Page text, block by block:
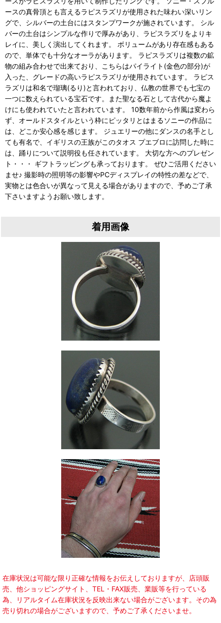
ースの真骨頂とも言えるラピスラズリが使用された味わい深いリン
グで、シルバーの土台にはスタンプワークが施されています。 シル
バーの土台はシンプルな作りで厚みがあり、ラピスラズリをよりキ
レイに、美しく演出してくれます。 ボリュームがあり存在感もある
ので、単体でも十分なオーラがあります。 ラピスラズリは複数の鉱
物の組み合わせで出来ており、こちらはパイライト(金色の部分)が
入った、グレードの高いラピスラズリが使用されています。 ラピス
ラズリは和名で瑠璃(るり)と言われており、仏教の世界でも七宝の
一つに数えられている宝石です。また聖なる石として古代から魔よ
けにも使われていたと言われています。 10数年前から作風は変わら
ず、オールドスタイルという枠にピッタリとはまるソニーの作品に
は、どこか安心感を感じます。 ジュエリーの他にダンスの名手とし
ても有名で、イギリスの王族がこのタオス プエブロに訪問した時に
は、踊りについて説明役も任されています。 大切な方へのプレゼン
ト・・・ ギフトラッピングも承っております。 ぜひご活用ください
ませ♪ 撮影時の照明等の影響やPCディスプレイの特性の差などで、
実物とは色合いが異なって見える場合がありますので、予めご了承
下さいますようお願い致します。
着用画像
在庫状況は可能な限り正確な情報をお伝えしておりますが、店頭販
売、他ショッピングサイト、TEL・FAX販売、業販等を行っている
為、リアルタイム在庫状況を反映出来ない場合がございます。その為
売り切れの場合がございますので、予めご了承くださいませ。